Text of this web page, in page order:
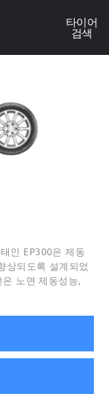
타이어
검색
인 EP300은 제동
상되도록 설계되었
노면 제동성능,